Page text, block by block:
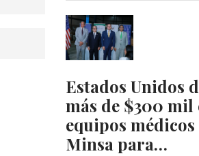
Estados Unidos
más de $300 mil
equipos médicos
Minsa para…